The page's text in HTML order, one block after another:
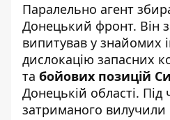
Паралельно агент
Донецький фронт. Він
випитував у знайомих
дислокацію запасних
та бойових позицій
Донецькій області.
затриманого вилучили